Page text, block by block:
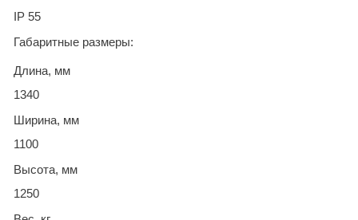
IP 55
Габаритные размеры:
Длина, мм
1340
Ширина, мм
1100
Высота, мм
1250